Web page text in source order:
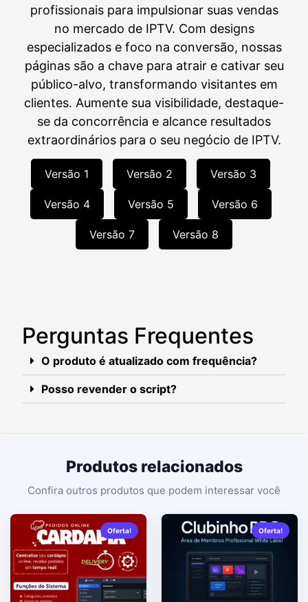
profissionais para impulsionar suas vendas
no mercado de IPTV. Com designs
especializados e foco na conversão, nossas
páginas são a chave para atrair e cativar seu
público-alvo, transformando visitantes em
clientes. Aumente sua visibilidade, destaque-
se da concorrência e alcance resultados
extraordinários para o seu negócio de IPTV.
Versão 1 Versão 2 Versão 3
Versão 4 Versão 5 Versão 6
Versão 7 Versão 8
Perguntas Frequentes
O produto é atualizado com frequência?
Posso revender o script?
Produtos relacionados
Oferta! Oferta!